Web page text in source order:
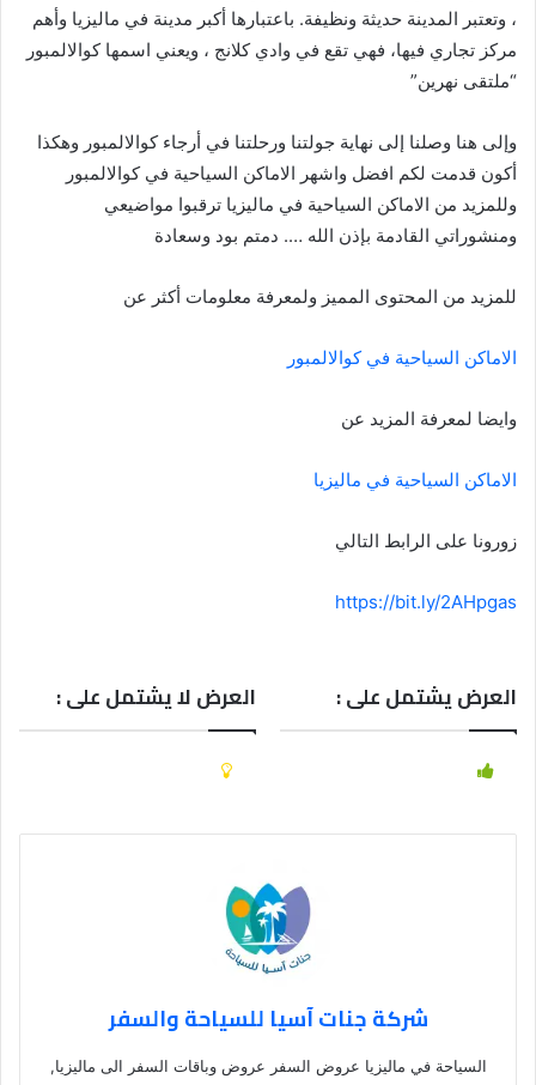
، وتعتبر المدينة حديثة ونظيفة. باعتبارها أكبر مدينة في ماليزيا وأهم
مركز تجاري فيها، فهي تقع في وادي كلانج ، ويعني اسمها كوالالمبور
“ملتقى نهرين”
وإلى هنا وصلنا إلى نهاية جولتنا ورحلتنا في أرجاء كوالالمبور وهكذا
أكون قدمت لكم افضل واشهر الاماكن السياحية في كوالالمبور
وللمزيد من الاماكن السياحية في ماليزيا ترقبوا مواضيعي
ومنشوراتي القادمة بإذن الله …. دمتم بود وسعادة
للمزيد من المحتوى المميز ولمعرفة معلومات أكثر عن
الاماكن السياحية في كوالالمبور
وايضا لمعرفة المزيد عن
الاماكن السياحية في ماليزيا
زورونا على الرابط التالي
https://bit.ly/2AHpgas
العرض يشتمل على : العرض لا يشتمل على :
شركة جنات آسيا للسياحة والسفر
السياحة في ماليزيا عروض السفر عروض وباقات السفر الى ماليزيا,